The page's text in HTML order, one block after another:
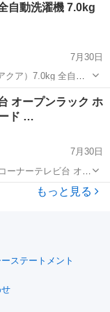
自動洗濯機 7.0kg
7月30日
オープンラック ホ
ド …
7月30日
おし
もっと見る
ステートメント